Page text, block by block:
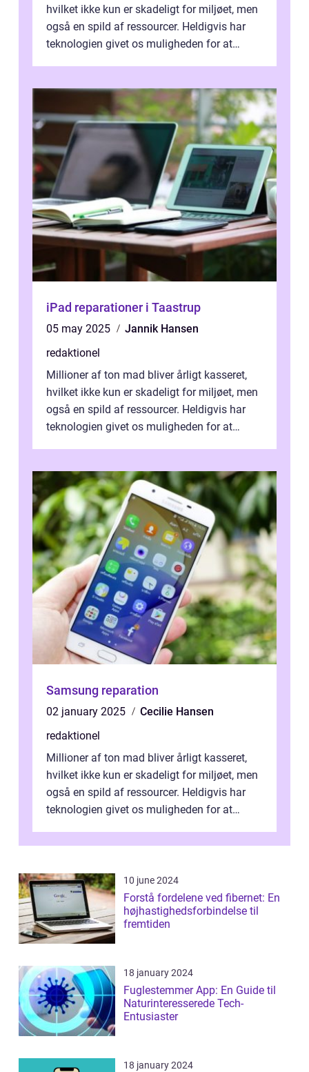
hvilket ikke kun er skadeligt for miljøet, men
også en spild af ressourcer. Heldigvis har
teknologien givet os muligheden for at
iPad reparationer i Taastrup
05 may 2025
Jannik Hansen
redaktionel
Millioner af ton mad bliver årligt kasseret,
hvilket ikke kun er skadeligt for miljøet, men
også en spild af ressourcer. Heldigvis har
teknologien givet os muligheden for at
Samsung reparation
02 january 2025
Cecilie Hansen
redaktionel
Millioner af ton mad bliver årligt kasseret,
hvilket ikke kun er skadeligt for miljøet, men
også en spild af ressourcer. Heldigvis har
teknologien givet os muligheden for at
10 june 2024
Forstå fordelene ved fibernet: En
højhastighedsforbindelse til
fremtiden
18 january 2024
Fuglestemmer App: En Guide til
Naturinteresserede Tech-
Entusiaster
18 january 2024